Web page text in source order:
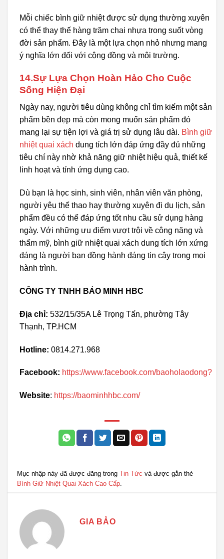
Mỗi chiếc bình giữ nhiệt được sử dụng thường xuyên
có thể thay thế hàng trăm chai nhựa trong suốt vòng
đời sản phẩm. Đây là một lựa chọn nhỏ nhưng mang
ý nghĩa lớn đối với cộng đồng và môi trường.
14.Sự Lựa Chọn Hoàn Hảo Cho Cuộc
Sống Hiện Đại
Ngày nay, người tiêu dùng không chỉ tìm kiếm một sản
phẩm bền đẹp mà còn mong muốn sản phẩm đó
mang lại sự tiện lợi và giá trị sử dụng lâu dài. Bình giữ
nhiệt quai xách dung tích lớn đáp ứng đầy đủ những
tiêu chí này nhờ khả năng giữ nhiệt hiệu quả, thiết kế
linh hoạt và tính ứng dụng cao.
Dù bạn là học sinh, sinh viên, nhân viên văn phòng,
người yêu thể thao hay thường xuyên đi du lịch, sản
phẩm đều có thể đáp ứng tốt nhu cầu sử dụng hàng
ngày. Với những ưu điểm vượt trội về công năng và
thẩm mỹ, bình giữ nhiệt quai xách dung tích lớn xứng
đáng là người bạn đồng hành đáng tin cậy trong mọi
hành trình.
CÔNG TY TNHH BẢO MINH HBC
Địa chỉ: 532/15/35A Lê Trọng Tấn, phường Tây
Thạnh, TP.HCM
Hotline: 0814.271.968
Facebook: https://www.facebook.com/baoholaodong?
Website: https://baominhhbc.com/
Mục nhập này đã được đăng trongTin Tức và được gắn thẻ
Bình Giữ Nhiệt Quai Xách Cao Cấp
GIA BẢO